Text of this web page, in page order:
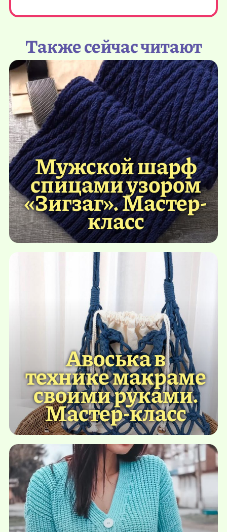
Также сейчас читают
Мужской шарф
спицами узором
«Зигзаг». Мастер-
класс
Авоська в
технике макраме
своими руками.
Мастер-класс